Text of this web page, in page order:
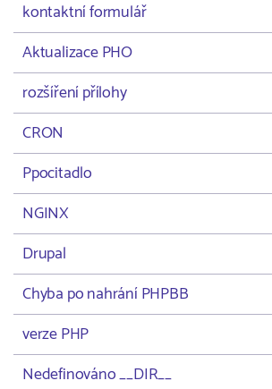
kontaktní formulář
Aktualizace PHO
rozšíření přílohy
CRON
Ppocitadlo
NGINX
Drupal
Chyba po nahrání PHPBB
verze PHP
Nedefinováno __DIR__